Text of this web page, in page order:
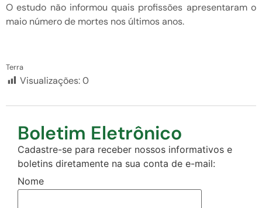
O estudo não informou quais profissões apresentaram o
maio número de mortes nos últimos anos.
Terra
Visualizações:0
Boletim Eletrônico
Cadastre-se para receber nossos informativos e
boletins diretamente na sua conta de e-mail:
Nome